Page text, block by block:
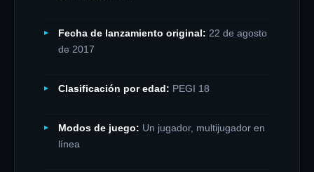
Fecha de lanzamiento original: 22 de agosto
de 2017
Clasificación por edad: PEGI 18
Modos de juego: Un jugador, multijugador en
línea